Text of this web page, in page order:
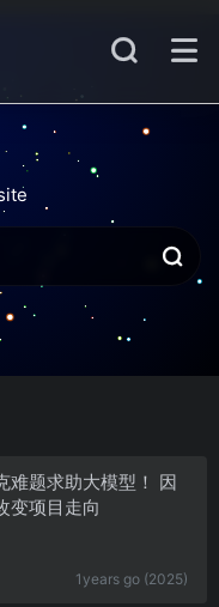
难题求助大模型！ 因
变项目走向
1years go (2025)